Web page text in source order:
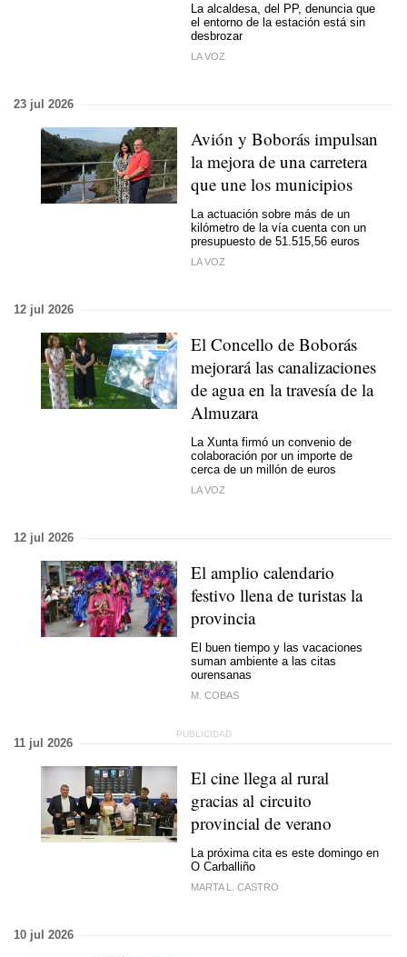
La alcaldesa, del PP, denuncia que
el entorno de la estación está sin
desbrozar
LA VOZ
23 jul 2026
Avión y Boborás impulsan
la mejora de una carretera
que une los municipios
La actuación sobre más de un
kilómetro de la vía cuenta con un
presupuesto de 51.515,56 euros
LA VOZ
12 jul 2026
El Concello de Boborás
mejorará las canalizaciones
de agua en la travesía de la
Almuzara
La Xunta firmó un convenio de
colaboración por un importe de
cerca de un millón de euros
LA VOZ
12 jul 2026
El amplio calendario
festivo llena de turistas la
provincia
El buen tiempo y las vacaciones
suman ambiente a las citas
ourensanas
M. COBAS
11 jul 2026
El cine llega al rural
gracias al circuito
provincial de verano
La próxima cita es este domingo en
O Carballiño
MARTA L. CASTRO
10 jul 2026